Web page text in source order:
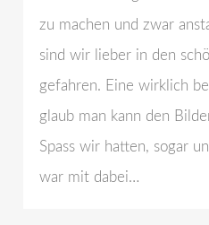
zu machen und zwar
sind wir lieber in den
gefahren. Eine wirklich
glaub man kann den
Spass wir hatten, sogar
war mit dabei…